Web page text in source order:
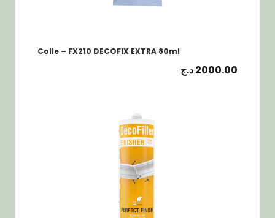
Colle – FX210 DECOFIX EXTRA 80ml
2000.00د.ج